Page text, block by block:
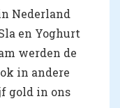
Nederland
en Yoghurt
werden de
in andere
gold in ons